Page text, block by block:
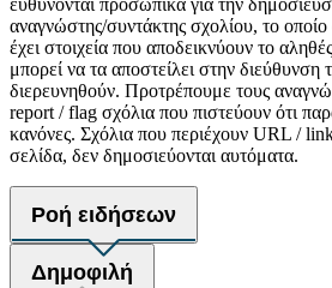
αναγνώστης/συντάκτης σχολίου, το οποίο
έχει στοιχεία που αποδεικνύουν το
μπορεί να τα αποστείλει στην διεύθυνση
διερευνηθούν. Προτρέπουμε τους
report / flag σχόλια που πιστεύουν ότι
κανόνες. Σχόλια που περιέχουν URL /
σελίδα, δεν δημοσιεύονται αυτόματα.
Ροή ειδήσεων
Δημοφιλή